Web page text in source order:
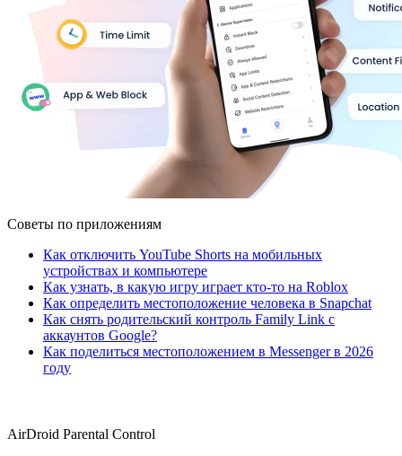
Советы по приложениям
Как отключить YouTube Shorts на мобильных
устройствах и компьютере
Как узнать, в какую игру играет кто-то на Roblox
Как определить местоположение человека в Snapchat
Как снять родительский контроль Family Link с
аккаунтов Google?
Как поделиться местоположением в Messenger в 2026
году
AirDroid Parental Control